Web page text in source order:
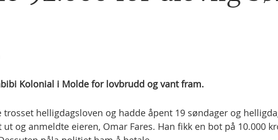
Kolonial i Molde for lovbrudd og vant fram.
helligdagsloven og hadde åpent 19 søndager og
og anmeldte eieren, Omar Fares. Han fikk en bot på 10.000